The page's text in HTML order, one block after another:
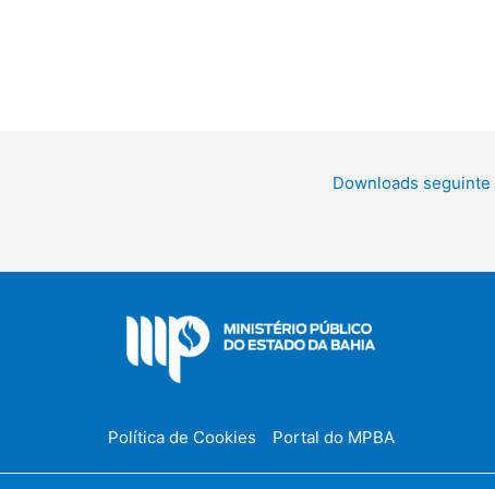
Downloads seguinte
Política de Cookies Portal do MPBA